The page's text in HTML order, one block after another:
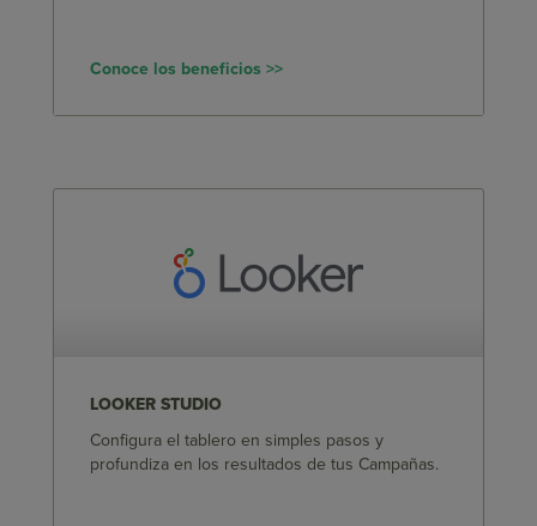
Conoce los beneficios >>
LOOKER STUDIO
Configura el tablero en simples pasos y
profundiza en los resultados de tus Campañas.